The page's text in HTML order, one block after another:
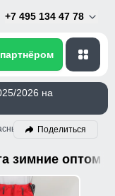
+7 495 134 47 78
2026 на
Поделиться
зимние оптом